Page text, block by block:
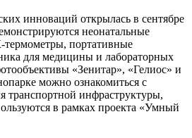
инноваций открылась в сентябре
неонатальные
портативные
для медицины и лабораторных
«Зенитар», «Гелиос» и
можно ознакомиться с
транспортной инфраструктуры,
в рамках проекта «Умный